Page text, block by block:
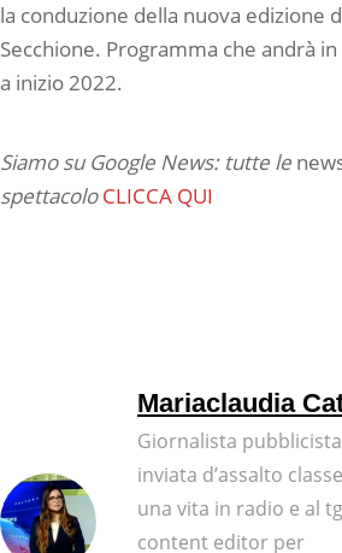
la conduzione della nuova edizione
Secchione. Programma che andrà
a inizio 2022.
Siamo su Google News: tutte le
spettacoloCLICCA QUI
Mariaclaudia
Giornalista
inviata d’assalto classe
una vita in radio e al
content editor per